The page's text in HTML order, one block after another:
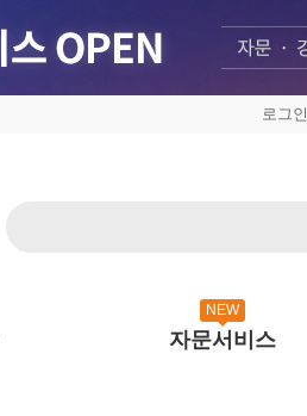
로그인
NEW
자문서비스